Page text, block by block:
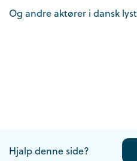
Og andre aktører i dansk
Hjalp denne side?